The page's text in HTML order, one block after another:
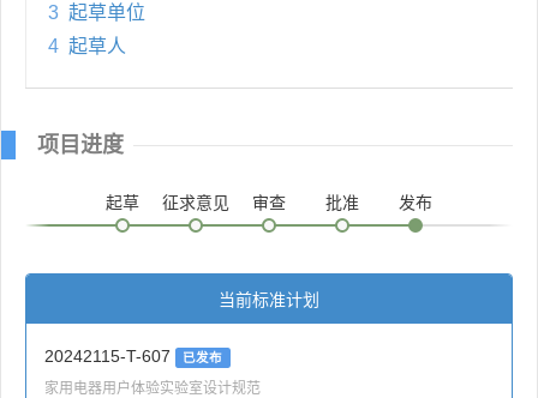
3 起草单位
4 起草人
项目进度
起草 征求意见 审查 批准 发布
当前标准计划
20242115-T-607 已发布
家用电器用户体验实验室设计规范